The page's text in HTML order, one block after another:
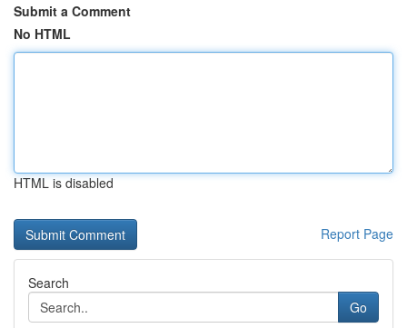
Submit a Comment
No HTML
HTML is disabled
Report Page
Search
Go